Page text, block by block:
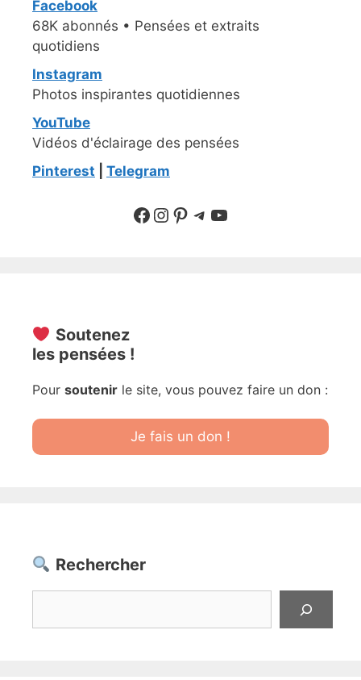
Facebook
68K abonnés • Pensées et extraits
quotidiens
Instagram
Photos inspirantes quotidiennes
YouTube
Vidéos d'éclairage des pensées
Pinterest
Telegram
Suivre sur Facebook
Suivre sur Instagram
Pinterest
Sur Telegram
YouTube
Soutenez
les pensées !
Pour soutenir le site, vous pouvez faire un don :
Je fais un don !
Rechercher